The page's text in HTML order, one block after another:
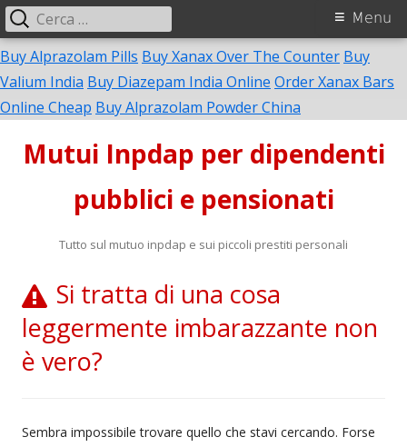
Buy Alprazolam Pills Buy Xanax Over The Counter Buy
Valium India Buy Diazepam India Online Order Xanax Bars
Online Cheap Buy Alprazolam Powder China
contenuto
Mutui Inpdap per dipendenti
pubblici e pensionati
Tutto sul mutuo inpdap e sui piccoli prestiti personali
Menu
principale
Menu
Ricerca
per:
Si tratta di una cosa
leggermente imbarazzante non
è vero?
Sembra impossibile trovare quello che stavi cercando. Forse